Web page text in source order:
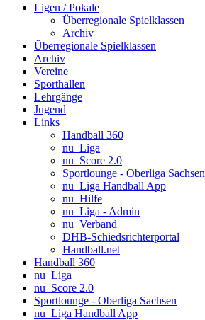
Ligen / Pokale
Überregionale Spielklassen
Archiv
Überregionale Spielklassen
Archiv
Vereine
Sporthallen
Lehrgänge
Jugend
Links
Handball 360
nu_Liga
nu_Score 2.0
Sportlounge - Oberliga Sachsen
nu_Liga Handball App
nu_Hilfe
nu_Liga - Admin
nu_Verband
DHB-Schiedsrichterportal
Handball.net
Handball 360
nu_Liga
nu_Score 2.0
Sportlounge - Oberliga Sachsen
nu_Liga Handball App